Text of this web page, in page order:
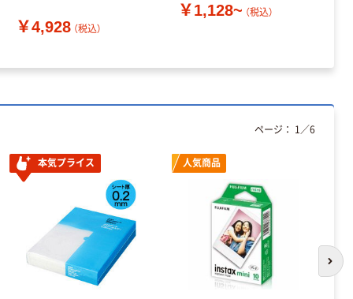
￥4,928 （税込）
￥1,128~ （税込）
本気プライス 人気商品
ページ： 1 ／6
次